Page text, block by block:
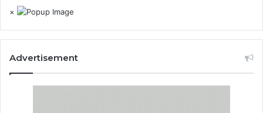
×
Advertisement